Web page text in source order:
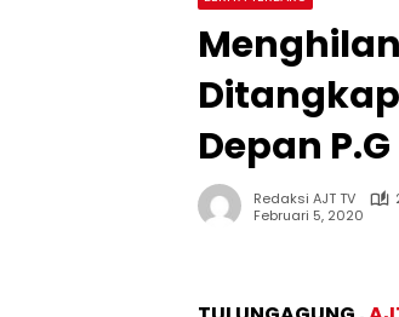
Depan
Redaksi AJT TV
Februari 5, 2020